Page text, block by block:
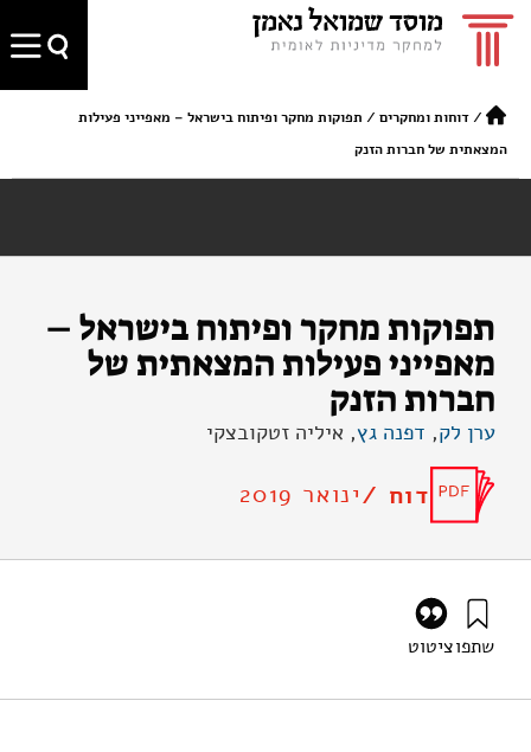
/דוחות ומחקרים / תפוקות מחקר ופיתוח בישראל – מאפייני פעילות
המצאתית של חברות הזנק
תפוקות מחקר ופיתוח בישראל –
מאפייני פעילות המצאתית של
חברות הזנק
ערן לק, דפנה גץ, איליה זטקובצקי
דוח /ינואר 2019
שתפוציטוט